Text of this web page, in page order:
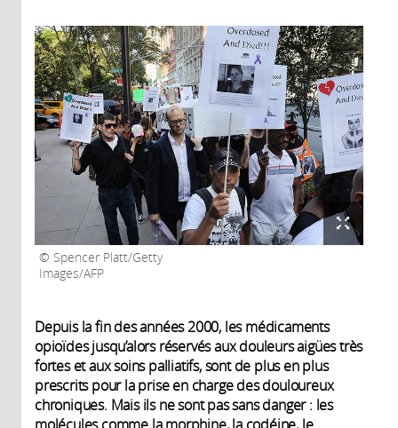
Spencer Platt/Getty
Images/AFP
Depuis la fin des années 2000, les médicaments
opioïdes jusqu’alors réservés aux douleurs aigües très
fortes et aux soins palliatifs, sont de plus en plus
prescrits pour la prise en charge des douloureux
chroniques. Mais ils ne sont pas sans danger : les
molécules comme la morphine, la codéine, le